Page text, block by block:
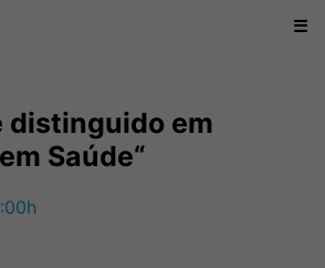
☰
distinguido em
Saúde“